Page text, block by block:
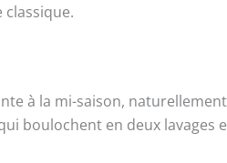
à la mi-saison,
boulochent en deux lavages